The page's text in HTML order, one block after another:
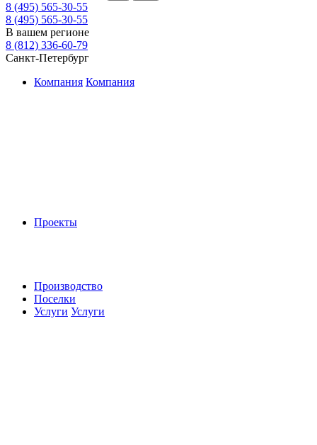
8 (495) 565-30-55
8 (495) 565-30-55
В вашем регионе
8 (812) 336-60-79
Санкт-Петербург
Компания Компания
Проекты
Производство
Поселки
Услуги Услуги